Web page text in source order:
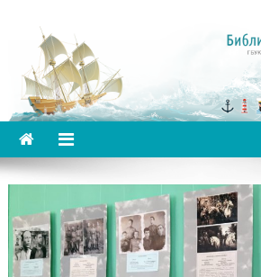
Библиотека-
детей